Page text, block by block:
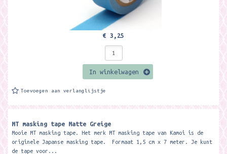
€ 3,25
In winkelwagen
Toevoegen aan verlanglijstje
MT masking tape Matte Greige
Mooie MT masking tape. Het merk MT masking tape van Kamoi is de
originele Japanse masking tape. Formaat 1,5 cm x 7 meter. Je kunt
de tape voor...